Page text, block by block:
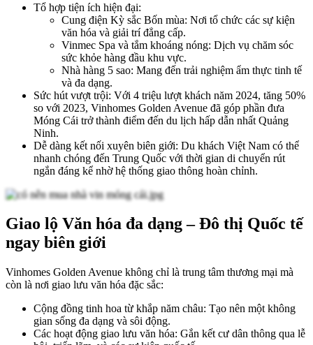
Tổ hợp tiện ích hiện đại:
Cung điện Kỳ sắc Bốn mùa: Nơi tổ chức các sự kiện
văn hóa và giải trí đẳng cấp.
Vinmec Spa và tắm khoáng nóng: Dịch vụ chăm sóc
sức khỏe hàng đầu khu vực.
Nhà hàng 5 sao: Mang đến trải nghiệm ẩm thực tinh tế
và đa dạng.
Sức hút vượt trội: Với 4 triệu lượt khách năm 2024, tăng 50%
so với 2023, Vinhomes Golden Avenue đã góp phần đưa
Móng Cái trở thành điểm đến du lịch hấp dẫn nhất Quảng
Ninh.
Dễ dàng kết nối xuyên biên giới: Du khách Việt Nam có thể
nhanh chóng đến Trung Quốc với thời gian di chuyển rút
ngắn đáng kể nhờ hệ thống giao thông hoàn chỉnh.
Giao lộ Văn hóa đa dạng – Đô thị Quốc tế
ngay biên giới
Vinhomes Golden Avenue không chỉ là trung tâm thương mại mà
còn là nơi giao lưu văn hóa đặc sắc:
Cộng đồng tinh hoa từ khắp năm châu: Tạo nên một không
gian sống đa dạng và sôi động.
Các hoạt động giao lưu văn hóa: Gắn kết cư dân thông qua lễ